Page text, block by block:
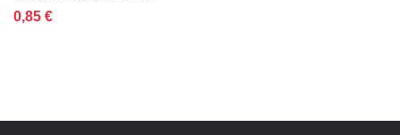
0,85 €